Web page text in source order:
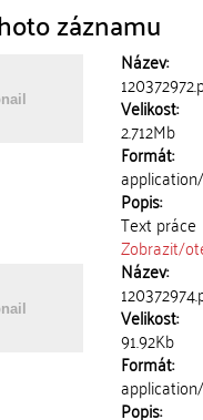
záznamu
Název:
Velikost:
2.712Mb
Formát:
Popis:
Text práce
Zobrazit/
Název:
Velikost:
91.92Kb
Formát:
Popis: